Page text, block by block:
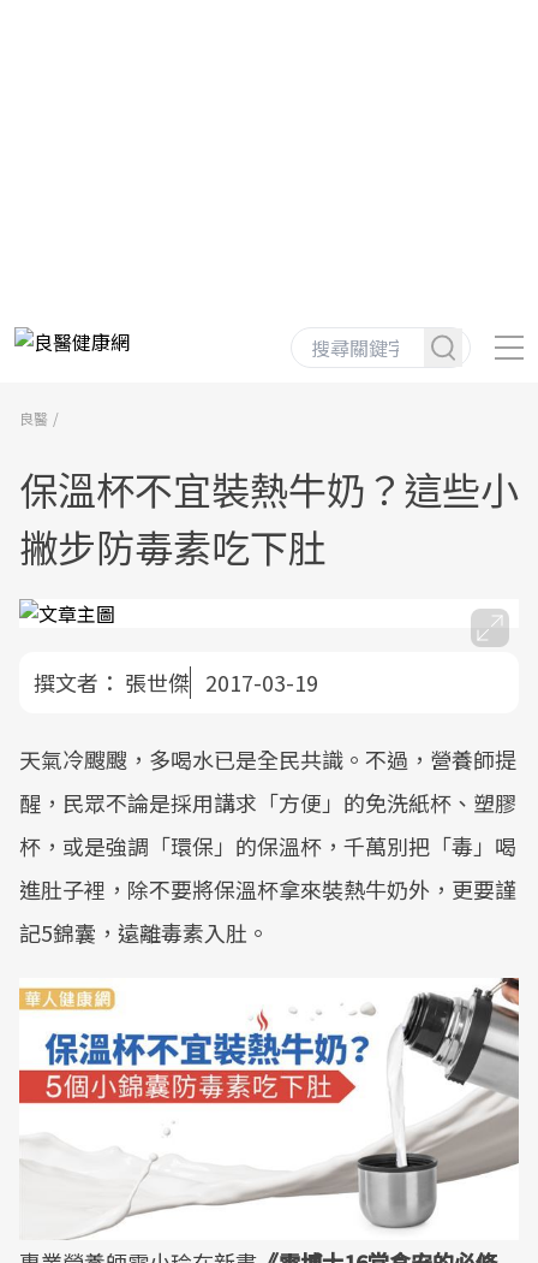
良醫
保溫杯不宜裝熱牛奶？這些小
撇步防毒素吃下肚
撰文者： 張世傑 2017-03-19
天氣冷颼颼，多喝水已是全民共識。不過，營養師提
醒，民眾不論是採用講求「方便」的免洗紙杯、塑膠
杯，或是強調「環保」的保溫杯，千萬別把「毒」喝
進肚子裡，除不要將保溫杯拿來裝熱牛奶外，更要謹
記5錦囊，遠離毒素入肚。